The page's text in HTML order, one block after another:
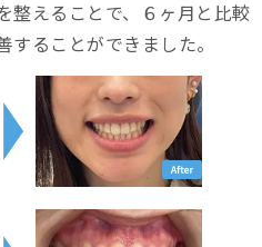
整えることで、６ヶ月と比較
ることができました。